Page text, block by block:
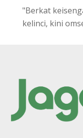
"Berkat
kelinci, kini